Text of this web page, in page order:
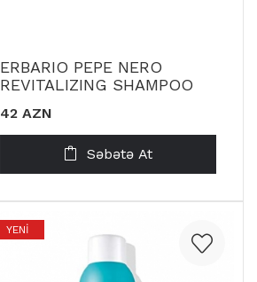
ERBARIO PEPE NERO
REVITALIZING SHAMPOO
42 AZN
Səbətə At
YENI